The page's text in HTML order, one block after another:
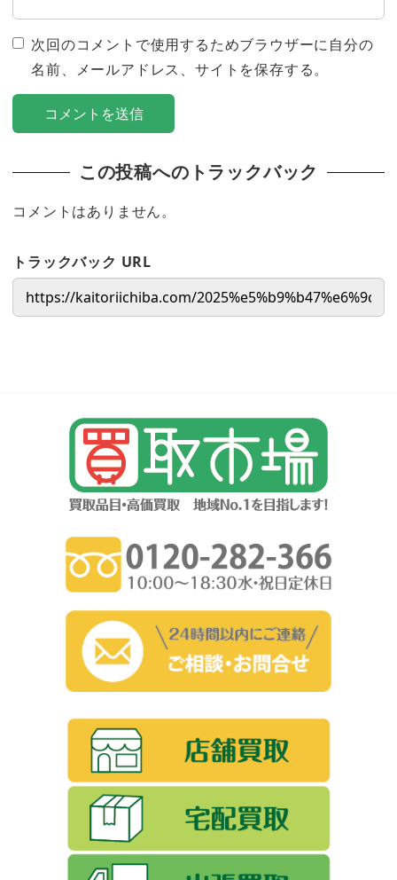
次回のコメントで使用するためブラウザーに自分の
名前、メールアドレス、サイトを保存する。
この投稿へのトラックバック
コメントはありません。
トラックバック URL